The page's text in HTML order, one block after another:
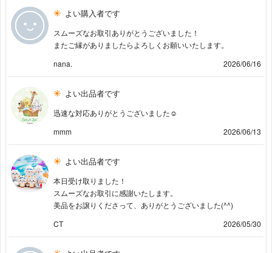
よい購入者です
スムーズなお取引ありがとうございました！
またご縁がありましたらよろしくお願いいたします。
nana.
2026/06/16
よい出品者です
迅速な対応ありがとうございました☺︎
mmm
2026/06/13
よい出品者です
本日受け取りました！
スムーズなお取引に感謝いたします。
美品をお譲りくださって、ありがとうございました(^^)
CT
2026/05/30